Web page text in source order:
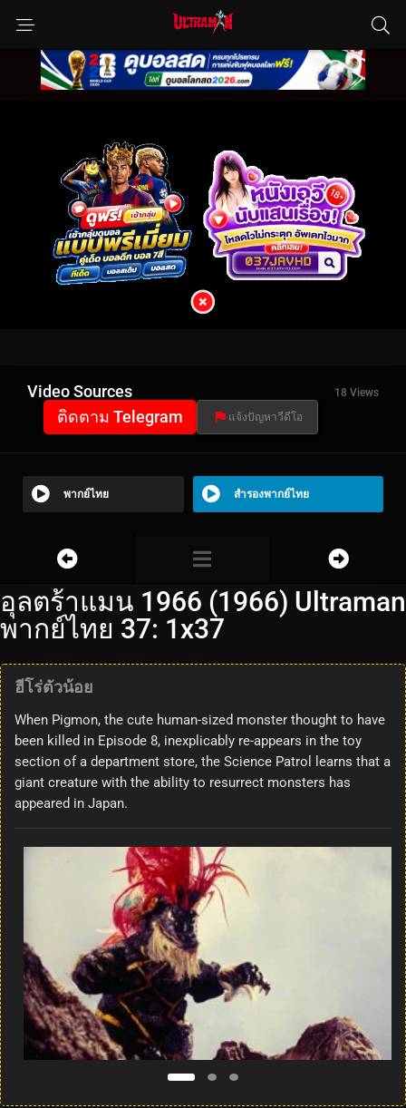
Video Sources 18 Views
ติดตาม Telegram แจ้งปัญหาวีดีโอ
พากย์ไทย สำรองพากย์ไทย
อุลตร้าแมน 1966 (1966) Ultraman
พากย์ไทย 37: 1x37
ฮีโร่ตัวน้อย
When Pigmon, the cute human-sized monster thought to have
been killed in Episode 8, inexplicably re-appears in the toy
section of a department store, the Science Patrol learns that a
giant creature with the ability to resurrect monsters has
appeared in Japan.